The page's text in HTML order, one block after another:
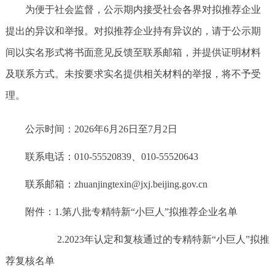
为便于社会监督，公示期内接受社会各界对拟推荐企业
提出的异议和举报。对拟推荐企业持有异议的，请于公示期
间以实名形式将书面意见反馈至联系邮箱，并提供证明材料
及联系方式。未按要求实名提供相关材料的举报，将不予受
理。
公示时间：2026年6月26日至7月2日
联系电话：010-55520839、010-55520643
联系邮箱：zhuanjingtexin@jxj.beijing.gov.cn
附件：1.第八批专精特新“小巨人”拟推荐企业名单
2.2023年认定和复核通过的专精特新“小巨人”拟推
荐复核名单